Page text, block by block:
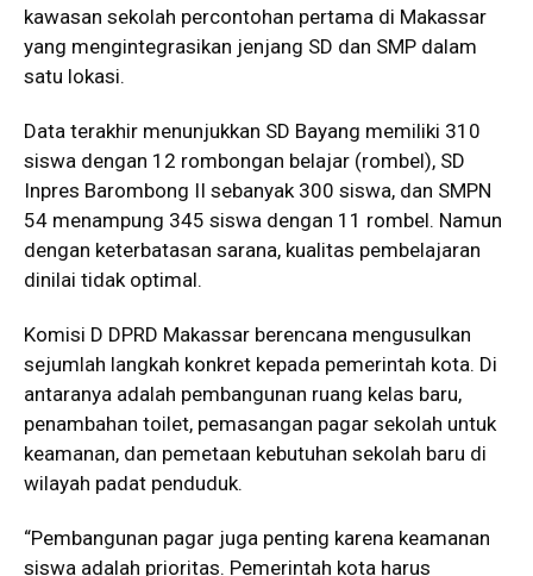
kawasan sekolah percontohan pertama di Makassar
yang mengintegrasikan jenjang SD dan SMP dalam
satu lokasi.
Data terakhir menunjukkan SD Bayang memiliki 310
siswa dengan 12 rombongan belajar (rombel), SD
Inpres Barombong II sebanyak 300 siswa, dan SMPN
54 menampung 345 siswa dengan 11 rombel. Namun
dengan keterbatasan sarana, kualitas pembelajaran
dinilai tidak optimal.
Komisi D DPRD Makassar berencana mengusulkan
sejumlah langkah konkret kepada pemerintah kota. Di
antaranya adalah pembangunan ruang kelas baru,
penambahan toilet, pemasangan pagar sekolah untuk
keamanan, dan pemetaan kebutuhan sekolah baru di
wilayah padat penduduk.
“Pembangunan pagar juga penting karena keamanan
siswa adalah prioritas. Pemerintah kota harus